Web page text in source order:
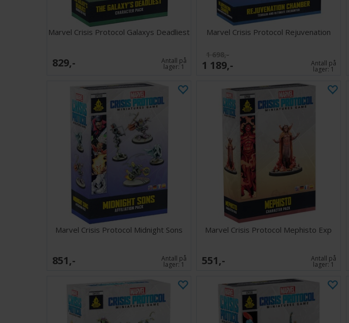
Marvel Crisis Protocol Galaxys Deadliest
829,- Antall på
lager:1
Marvel Crisis Protocol Rejuvenation
1 698,-
1 189,- Antall på
lager:1
Marvel Crisis Protocol Midnight Sons
851,- Antall på
lager:1
Marvel Crisis Protocol Mephisto Exp
551,- Antall på
lager:1